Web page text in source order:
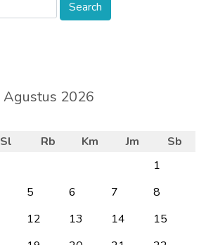
Agustus 2026
Sl Rb Km Jm
Sb
1
5 6 7
8
12 13 14
15